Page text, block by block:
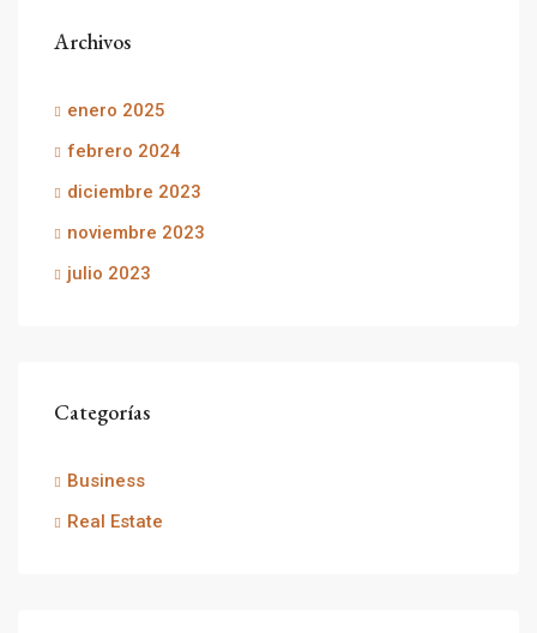
Archivos
enero 2025
febrero 2024
diciembre 2023
noviembre 2023
julio 2023
Categorías
Business
Real Estate